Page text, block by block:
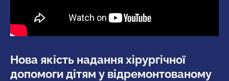
Нова якість надання хірургічної
допомоги дітям у відремонтованому